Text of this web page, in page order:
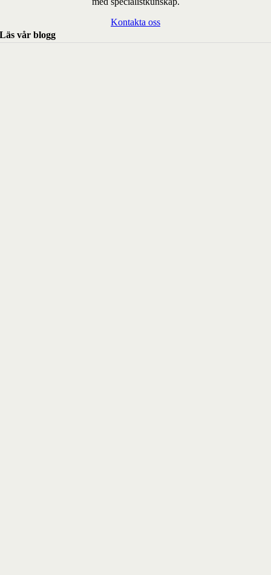
Kontakta oss
Läs vår blogg